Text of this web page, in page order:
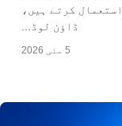
کرتے ہیں،
ڈاؤن لوڈ...
5 مئی 2026